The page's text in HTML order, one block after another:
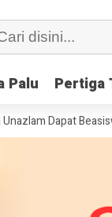
Palu Pertiga
Palu Pertiga
Dapat Beasiswa